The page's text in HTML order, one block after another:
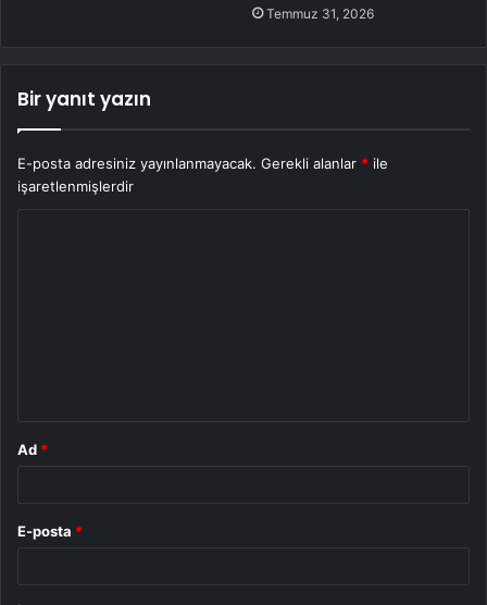
Temmuz 31, 2026
Bir yanıt yazın
E-posta adresiniz yayınlanmayacak. Gerekli alanlar * ile
işaretlenmişlerdir
Ad *
E-posta *